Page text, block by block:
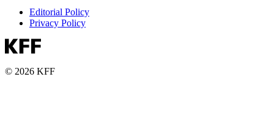
Editorial Policy
Privacy Policy
© 2026 KFF